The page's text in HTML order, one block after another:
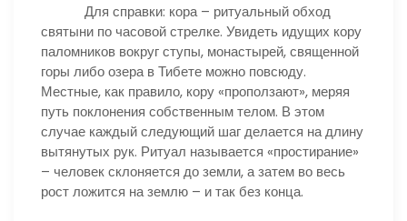
Для справки: кора – ритуальный обход
святыни по часовой стрелке. Увидеть идущих кору
паломников вокруг ступы, монастырей, священной
горы либо озера в Тибете можно повсюду.
Местные, как правило, кору «проползают», меряя
путь поклонения собственным телом. В этом
случае каждый следующий шаг делается на длину
вытянутых рук. Ритуал называется «простирание»
– человек склоняется до земли, а затем во весь
рост ложится на землю – и так без конца.